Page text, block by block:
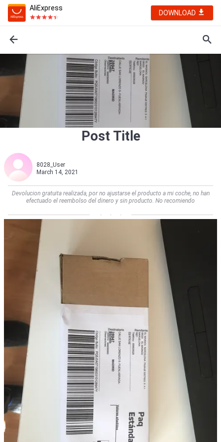
AliExpress
DOWNLOAD
Post Title
8028_User
March 14, 2021
Devolucion gratuita realizada, por no ajustarse el producto a mi coche, no han
efectuado el reembolso del dinero y sin producto. No recomiendo